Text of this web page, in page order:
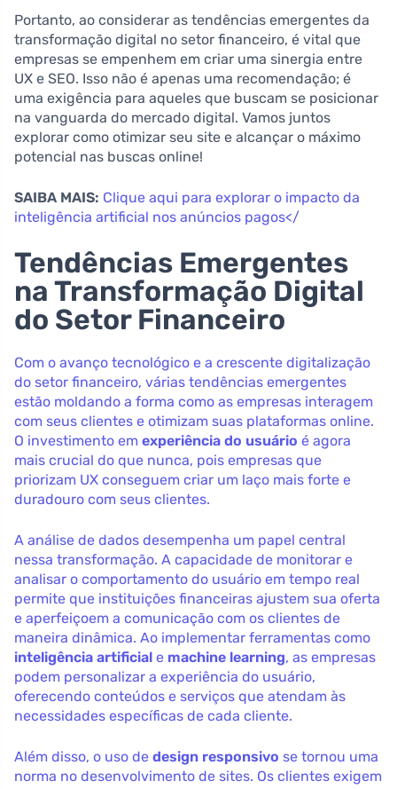
Portanto, ao considerar as tendências emergentes da
transformação digital no setor financeiro, é vital que
empresas se empenhem em criar uma sinergia entre
UX e SEO. Isso não é apenas uma recomendação; é
uma exigência para aqueles que buscam se posicionar
na vanguarda do mercado digital. Vamos juntos
explorar como otimizar seu site e alcançar o máximo
potencial nas buscas online!
SAIBA MAIS: Clique aqui para explorar o impacto da
inteligência artificial nos anúncios pagos</
Tendências Emergentes
na Transformação Digital
do Setor Financeiro
Com o avanço tecnológico e a crescente digitalização
do setor financeiro, várias tendências emergentes
estão moldando a forma como as empresas interagem
com seus clientes e otimizam suas plataformas online.
O investimento em experiência do usuário é agora
mais crucial do que nunca, pois empresas que
priorizam UX conseguem criar um laço mais forte e
duradouro com seus clientes.
A análise de dados desempenha um papel central
nessa transformação. A capacidade de monitorar e
analisar o comportamento do usuário em tempo real
permite que instituições financeiras ajustem sua oferta
e aperfeiçoem a comunicação com os clientes de
maneira dinâmica. Ao implementar ferramentas como
inteligência artificial e machine learning, as empresas
podem personalizar a experiência do usuário,
oferecendo conteúdos e serviços que atendam às
necessidades específicas de cada cliente.
Além disso, o uso de design responsivo se tornou uma
norma no desenvolvimento de sites. Os clientes exigem